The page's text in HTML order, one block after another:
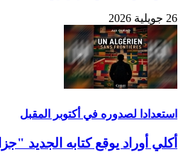
26 جويلية 2026
استعدادا لصدوره في أكتوبر المقبل
أكلي أوراد يوقع كتابه الجديد